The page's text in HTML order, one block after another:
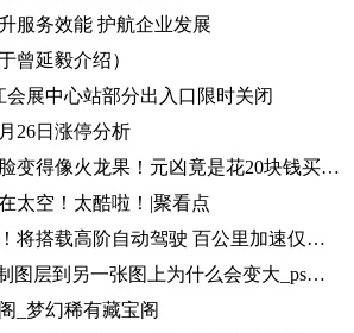
服务效能 护航企业发展
曾延毅介绍）
会展中心站部分出入口限时关闭
26日涨停分析
天天观速讯丨女子脸变得像火龙果！元凶竟是花20块钱买的……
太空！太酷啦！|聚看点
宾利也出电动车了！将搭载高阶自动驾驶 百公里加速仅需1.5秒 全球要闻
环球今头条！ps复制图层到另一张图上为什么会变大_ps复制图层到另一张图
_梦幻稀有藏宝阁